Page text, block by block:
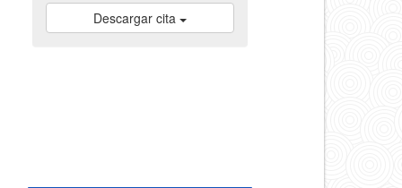
Descargar cita